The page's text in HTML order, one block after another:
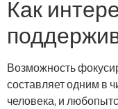
Как
Возможность
составляет одним в
человека, и